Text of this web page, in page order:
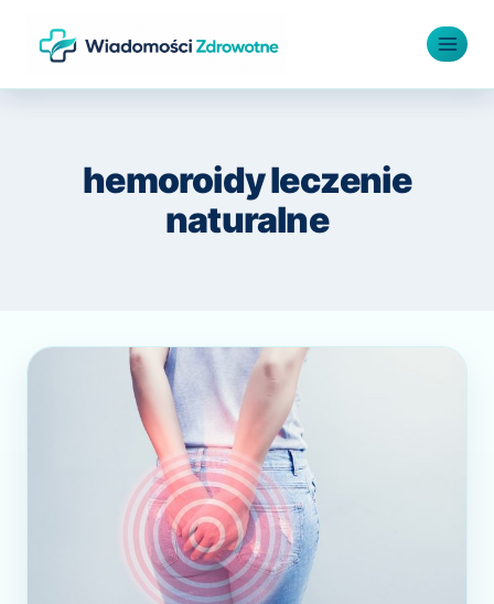
hemoroidy leczenie
naturalne